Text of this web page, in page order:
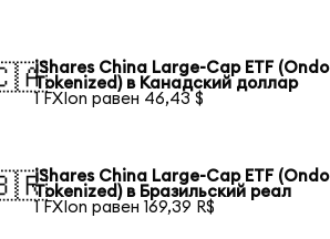
iShares China Large-Cap ETF (Ondo
Tokenized) в Канадский доллар
1 FXIon равен 46,43 $
iShares China Large-Cap ETF (Ondo
Tokenized) в Бразильский реал
1 FXIon равен 169,39 R$